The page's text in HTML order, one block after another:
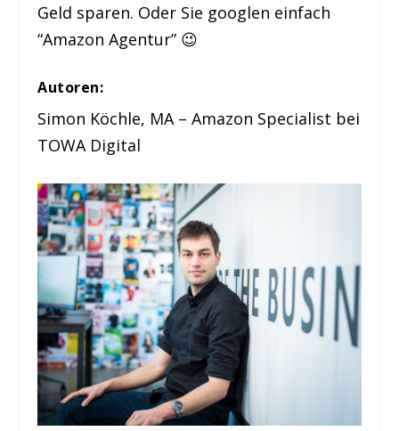
Geld sparen. Oder Sie googlen einfach
“Amazon Agentur” 😉
Autoren:
Simon Köchle, MA – Amazon Specialist bei
TOWA Digital